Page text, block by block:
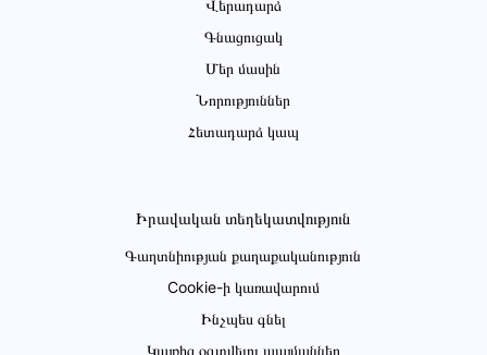
Վերադարձ
Գնացուցակ
Մեր մասին
Նորություններ
Հետադարձ կապ
Իրավական տեղեկատվություն
Գաղտնիության քաղաքականություն
Cookie-ի կառավարում
Ինչպես գնել
Կայքից օգտվելու պայմաններ